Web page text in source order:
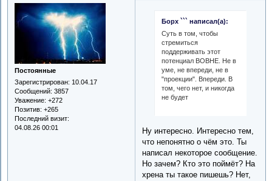
Постоянные
Зарегистрирован: 10.04.17
Сообщений: 3857
Уважение: +272
Позитив: +265
Последний визит:
04.08.26 00:01
Борх ``` написал(а):
Суть в том, чтобы
стремиться
поддерживать этот
потенциал ВОВНЕ. Не в
уме, не впереди, не в
"проекции". Впереди. В
том, чего нет, и никогда
не будет
Ну интересно. Интересно тем,
что непонятно о чём это. Ты
написал некоторое сообщение.
Но зачем? Кто это поймёт? На
хрена ты такое пишешь? Нет,